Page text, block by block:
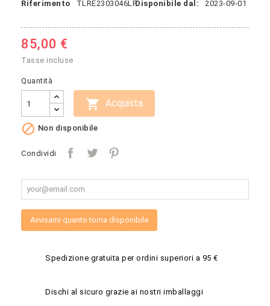
Riferimento TLRE2303046LPDisponibile dal: 2023-09-01
85,00 €
Tasse incluse
Quantità
 Acquista
 Non disponibile
Condividi
Avvisami quanto torna disponibile
Spedizione gratuita per ordini superiori a 95 €
Dischi al sicuro grazie ai nostri imballaggi